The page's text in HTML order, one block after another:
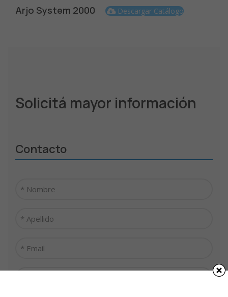
Arjo System 2000 Descargar Catálogo
Solicitá mayor información
Contacto
Nombre
Apellido
Email
Teléfono